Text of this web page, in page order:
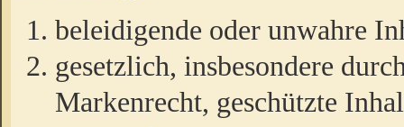
beleidigende oder unwahre
gesetzlich, insbesondere
Markenrecht, geschützte